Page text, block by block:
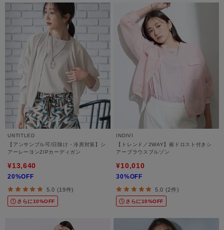
UNTITLED
【アンサンブル可/日除け・冷房対策】シ
アーレーヨンZIPカーディガン
¥13,640
20%OFF
5.0 (19件)
さらに10%OFF
INDIVI
【トレンド／2WAY】裾ドロスト付きシ
アーブラウスブルゾン
¥10,010
30%OFF
5.0 (2件)
さらに10%OFF